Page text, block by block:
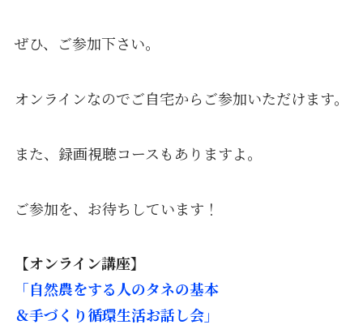
ぜひ、ご参加下さい。
オンラインなのでご自宅からご参加いただけます。
また、録画視聴コースもありますよ。
ご参加を、お待ちしています！
【オンライン講座】
「自然農をする人のタネの基本
＆手づくり循環生活お話し会」